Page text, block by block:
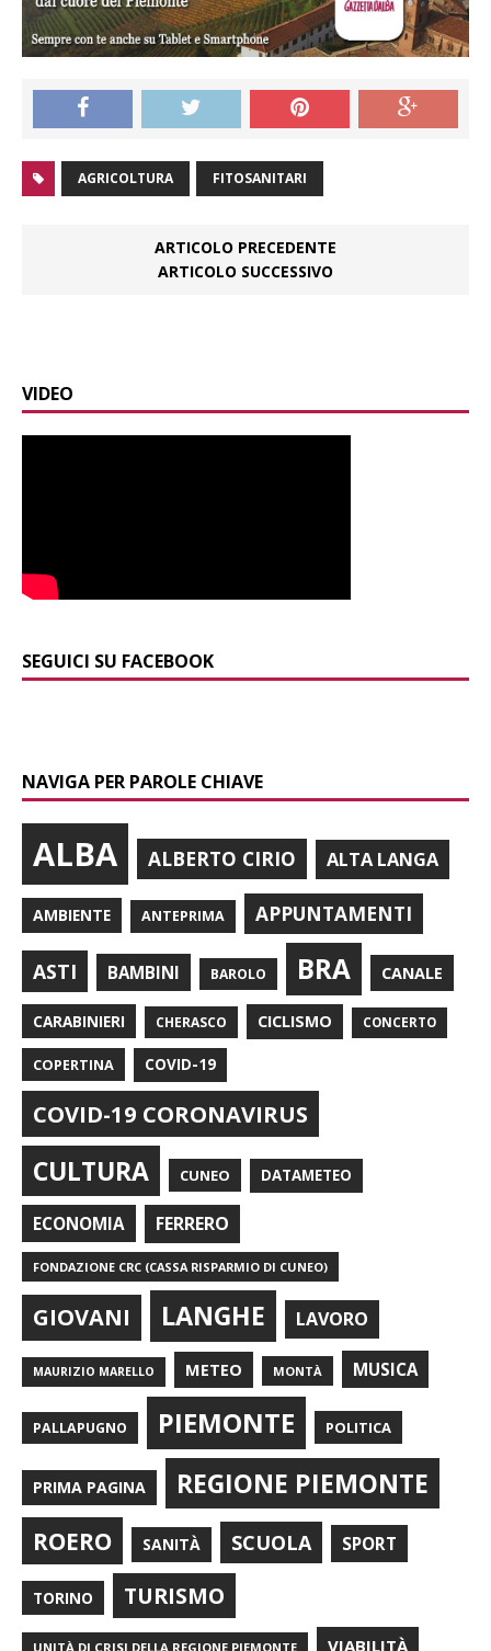
AGRICOLTURA FITOSANITARI
ARTICOLO PRECEDENTE
ARTICOLO SUCCESSIVO
VIDEO
SEGUICI SU FACEBOOK
NAVIGA PER PAROLE CHIAVE
ALBA ALBERTO CIRIO ALTA LANGA
AMBIENTE ANTEPRIMA APPUNTAMENTI
ASTI BAMBINI BAROLO BRA CANALE
CARABINIERI CHERASCO CICLISMO CONCERTO
COPERTINA COVID-19
COVID-19 CORONAVIRUS
CULTURA CUNEO DATAMETEO
ECONOMIA FERRERO
FONDAZIONE CRC (CASSA RISPARMIO DI CUNEO)
GIOVANI LANGHE LAVORO
MAURIZIO MARELLO METEO MONTÀ MUSICA
PALLAPUGNO PIEMONTE POLITICA
PRIMA PAGINA REGIONE PIEMONTE
ROERO SANITÀ SCUOLA SPORT
TORINO TURISMO
UNITÀ DI CRISI DELLA REGIONE PIEMONTE VIABILITÀ